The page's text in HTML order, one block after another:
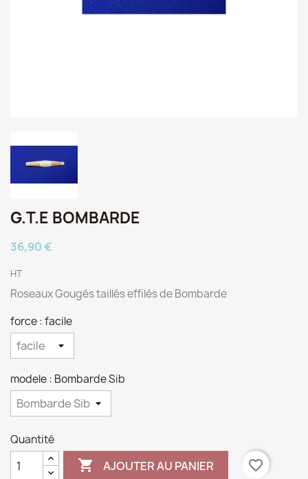
G.T.E BOMBARDE
36,90 €
HT
Roseaux Gougés taillés effilés de Bombarde
force : facile
modele : Bombarde Sib
Quantité
 AJOUTER AU PANIER favorite_border